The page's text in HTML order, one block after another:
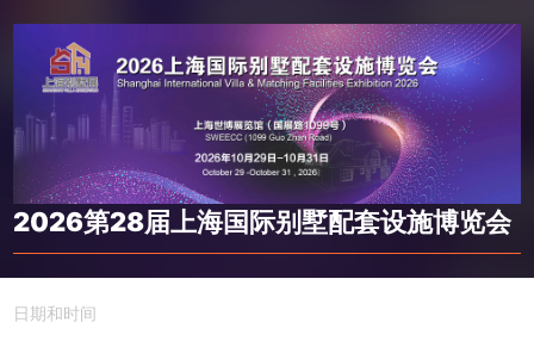
2026第28届上海国际别墅配套设施博览会
日期和时间